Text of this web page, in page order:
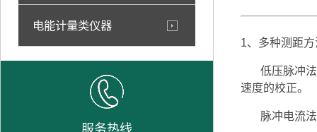
电能计量类仪器
服务热线
1、多种测距
低压脉冲法
速度的校正。
脉冲电流法